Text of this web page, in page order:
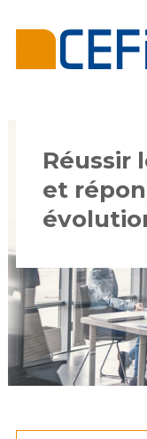
Réussir
et